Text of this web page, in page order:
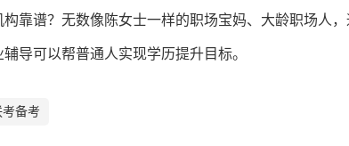
靠谱？无数像陈女士一样的职场宝妈、大龄职场人
导可以帮普通人实现学历提升目标。
备考